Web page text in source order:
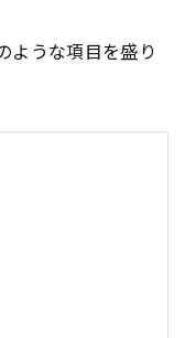
ような項目を盛り